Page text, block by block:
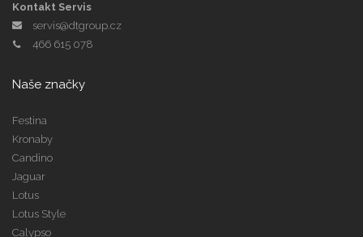
Kontakt Servis
servis@dtgroup.cz
466 615 078
Naše značky
Festina
Kronaby
Candino
Jaguar
Lotus
Lotus Style
Calypso